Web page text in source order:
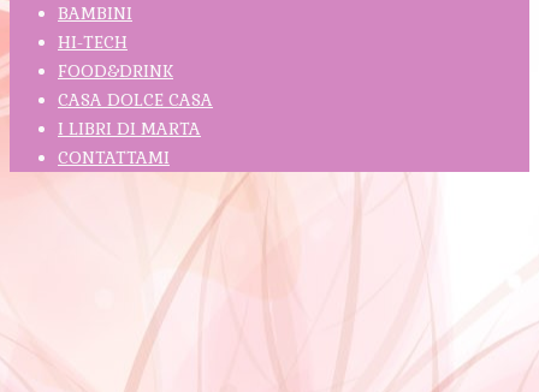
BAMBINI
HI-TECH
FOOD&DRINK
CASA DOLCE CASA
I LIBRI DI MARTA
CONTATTAMI